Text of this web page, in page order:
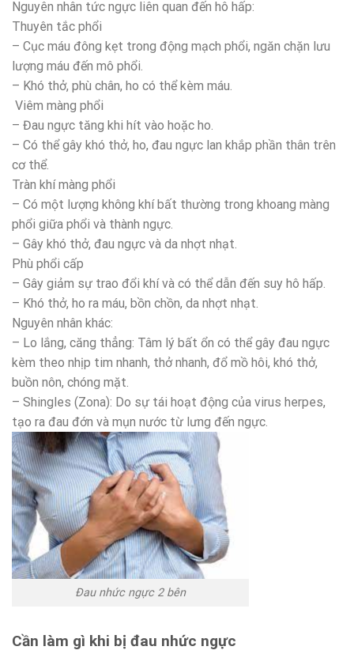
Nguyên nhân tức ngực liên quan đến hô hấp:
Thuyên tắc phổi
– Cục máu đông kẹt trong động mạch phổi, ngăn chặn lưu
lượng máu đến mô phổi.
– Khó thở, phù chân, ho có thể kèm máu.
Viêm màng phổi
– Đau ngực tăng khi hít vào hoặc ho.
– Có thể gây khó thở, ho, đau ngực lan khắp phần thân trên
cơ thể.
Tràn khí màng phổi
– Có một lượng không khí bất thường trong khoang màng
phổi giữa phổi và thành ngực.
– Gây khó thở, đau ngực và da nhợt nhạt.
Phù phổi cấp
– Gây giảm sự trao đổi khí và có thể dẫn đến suy hô hấp.
– Khó thở, ho ra máu, bồn chồn, da nhợt nhạt.
Nguyên nhân khác:
– Lo lắng, căng thẳng: Tâm lý bất ổn có thể gây đau ngực
kèm theo nhịp tim nhanh, thở nhanh, đổ mồ hôi, khó thở,
buồn nôn, chóng mặt.
– Shingles (Zona): Do sự tái hoạt động của virus herpes,
tạo ra đau đớn và mụn nước từ lưng đến ngực.
Đau nhức ngực 2 bên
Cần làm gì khi bị đau nhức ngực